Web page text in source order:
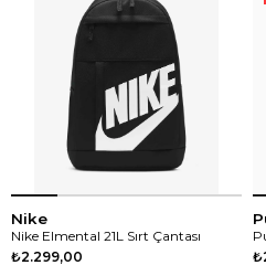
Nike
Nike Elmental 21L Sırt Çantası
₺2.299,00